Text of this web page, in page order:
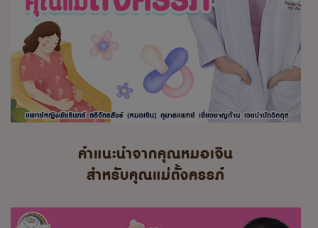
คำแนะนำจากคุณหมอเจิน
สำหรับคุณแม่ตั้งครรภ์